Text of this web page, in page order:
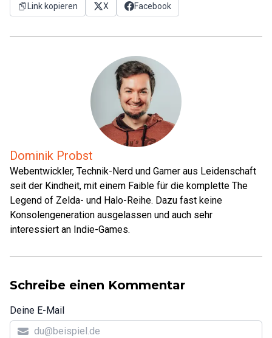
Link kopieren X Facebook
Dominik Probst
Webentwickler, Technik-Nerd und Gamer aus Leidenschaft
seit der Kindheit, mit einem Faible für die komplette The
Legend of Zelda- und Halo-Reihe. Dazu fast keine
Konsolengeneration ausgelassen und auch sehr
interessiert an Indie-Games.
Schreibe einen Kommentar
Deine E-Mail